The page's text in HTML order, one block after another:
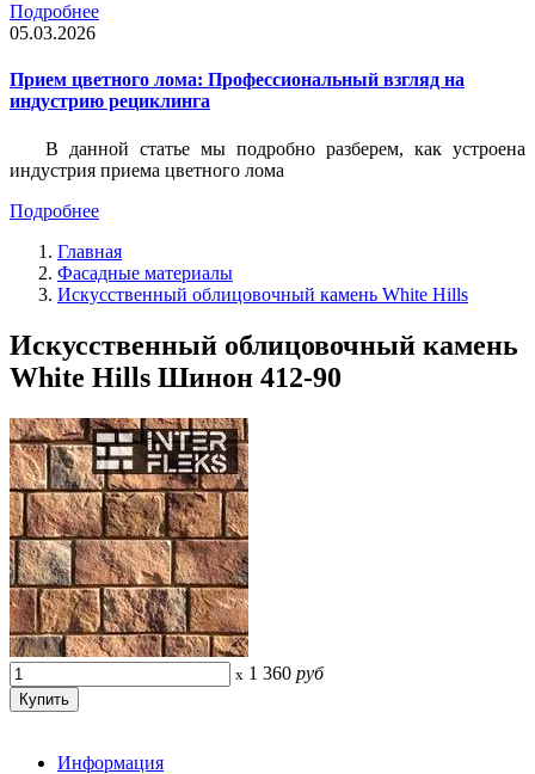
Подробнее
05.03.2026
Прием цветного лома: Профессиональный взгляд на
индустрию рециклинга
В данной статье мы подробно разберем, как устроена
индустрия приема цветного лома
Подробнее
Главная
Фасадные материалы
Искусственный облицовочный камень White Hills
Искусственный облицовочный камень
White Hills Шинон 412-90
x 1 360 руб
Информация